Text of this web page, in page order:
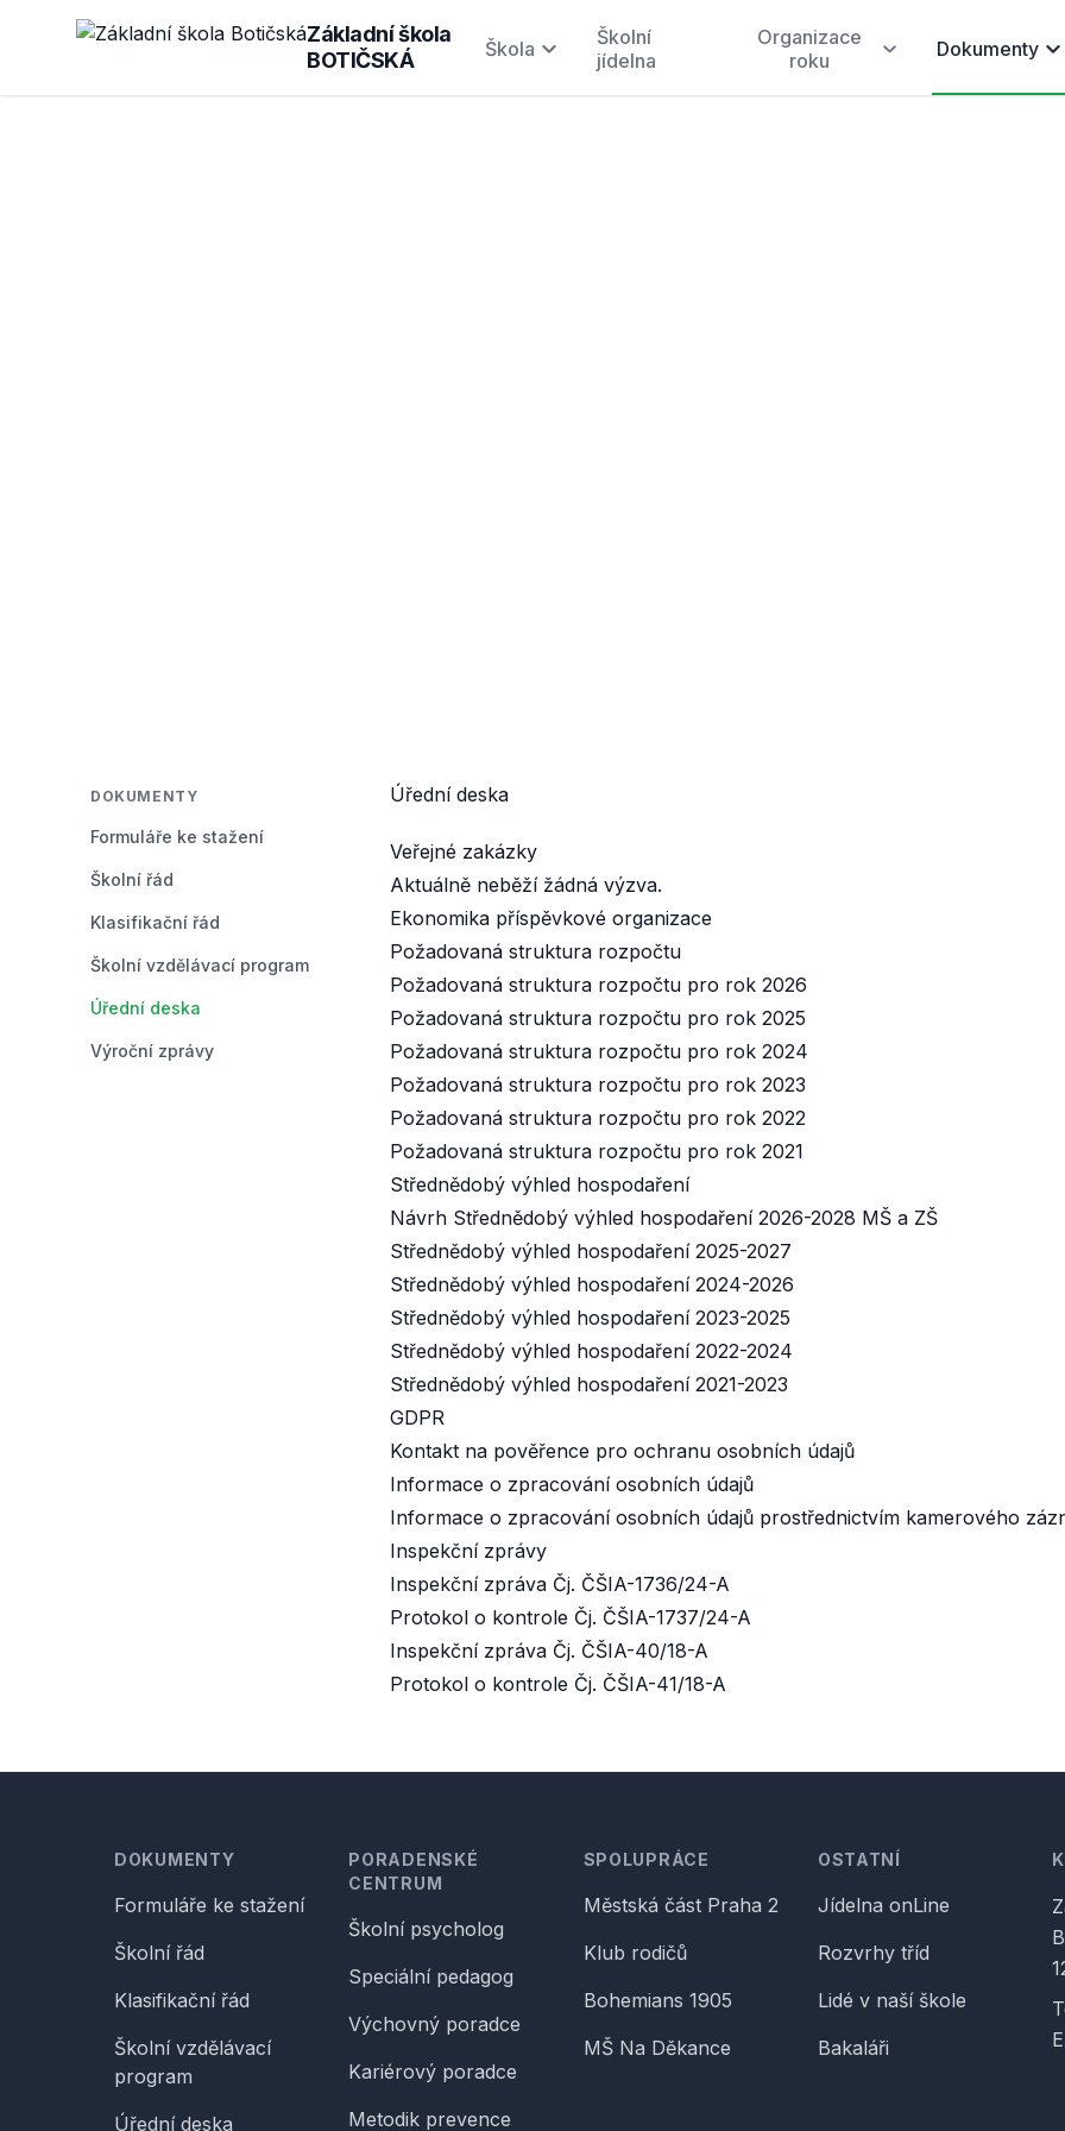
Základní škola
BOTIČSKÁ
Škola
Školní
jídelna
Organizace
roku
Dokumenty
DOKUMENTY
Formuláře ke stažení
Školní řád
Klasifikační řád
Školní vzdělávací program
Úřední deska
Výroční zprávy
Úřední deska
Veřejné zakázky
Aktuálně neběží žádná výzva.
Ekonomika příspěvkové organizace
Požadovaná struktura rozpočtu
Požadovaná struktura rozpočtu pro rok 2026
Požadovaná struktura rozpočtu pro rok 2025
Požadovaná struktura rozpočtu pro rok 2024
Požadovaná struktura rozpočtu pro rok 2023
Požadovaná struktura rozpočtu pro rok 2022
Požadovaná struktura rozpočtu pro rok 2021
Střednědobý výhled hospodaření
Návrh Střednědobý výhled hospodaření 2026-2028 MŠ a ZŠ
Střednědobý výhled hospodaření 2025-2027
Střednědobý výhled hospodaření 2024-2026
Střednědobý výhled hospodaření 2023-2025
Střednědobý výhled hospodaření 2022-2024
Střednědobý výhled hospodaření 2021-2023
GDPR
Kontakt na pověřence pro ochranu osobních údajů
Informace o zpracování osobních údajů
Informace o zpracování osobních údajů prostřednictvím kamerového
Inspekční zprávy
Inspekční zpráva Čj. ČŠIA-1736/24-A
Protokol o kontrole Čj. ČŠIA-1737/24-A
Inspekční zpráva Čj. ČŠIA-40/18-A
Protokol o kontrole Čj. ČŠIA-41/18-A
DOKUMENTY
Formuláře ke stažení
Školní řád
Klasifikační řád
Školní vzdělávací
program
Úřední deska
PORADENSKÉ
CENTRUM
Školní psycholog
Speciální pedagog
Výchovný poradce
Kariérový poradce
Metodik prevence
SPOLUPRÁCE
Městská část Praha 2
Klub rodičů
Bohemians 1905
MŠ Na Děkance
OSTATNÍ
Jídelna onLine
Rozvrhy tříd
Lidé v naší škole
Bakaláři